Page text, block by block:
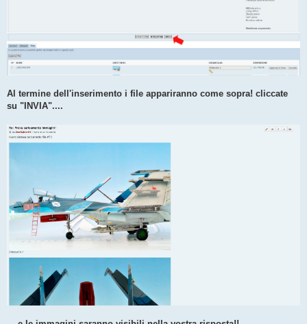
Al termine dell'inserimento i file appariranno come sopra! cliccate
su "INVIA"....